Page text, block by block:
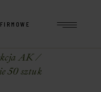
AK
50 sztuk